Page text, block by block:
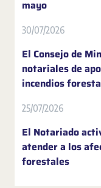
mayo
30/07/2026
El Consejo de
notariales de
incendios
25/07/2026
El Notariado
atender a los
forestales